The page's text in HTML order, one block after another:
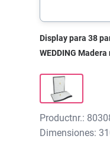
Display para 38
WEDDING
Productnr.:
Dimensiones: